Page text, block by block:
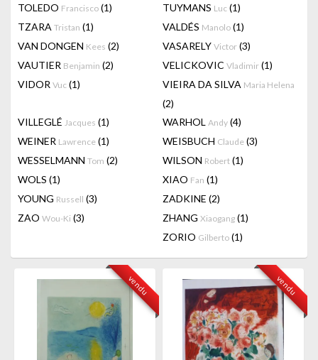
TOLEDO Francisco (1) TUYMANS Luc (1)
TZARA Tristan (1) VALDÉS Manolo (1)
VAN DONGEN Kees (2) VASARELY Victor (3)
VAUTIER Benjamin (2) VELICKOVIC Vladimir (1)
VIDOR Vuc (1) VIEIRA DA SILVA Maria Helena
(2)
VILLEGLÉ Jacques (1) WARHOL Andy (4)
WEINER Lawrence (1) WEISBUCH Claude (3)
WESSELMANN Tom (2) WILSON Robert (1)
WOLS (1) XIAO Fan (1)
YOUNG Russell (3) ZADKINE (2)
ZAO Wou-Ki (3) ZHANG Xiaogang (1)
ZORIO Gilberto (1)
vendu vendu